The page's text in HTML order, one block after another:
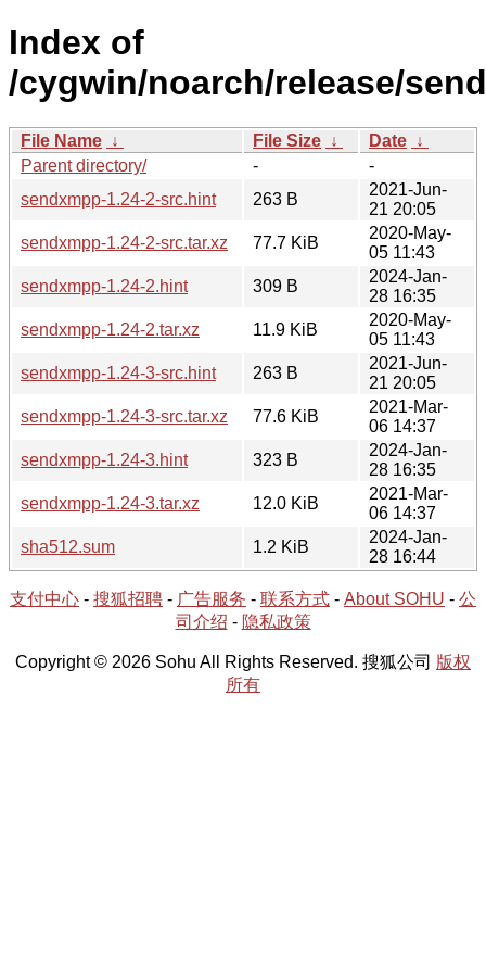
Index of
/cygwin/noarch/release/
File Name ↓ File Size ↓ Date ↓
Parent directory/
-
-
sendxmpp-1.24-2-src.hint
263 B
2021-Jun-
21 20:05
sendxmpp-1.24-2-src.tar.xz
77.7 KiB
2020-May-
05 11:43
sendxmpp-1.24-2.hint
309 B
2024-Jan-
28 16:35
sendxmpp-1.24-2.tar.xz
11.9 KiB
2020-May-
05 11:43
sendxmpp-1.24-3-src.hint
263 B
2021-Jun-
21 20:05
sendxmpp-1.24-3-src.tar.xz
77.6 KiB
2021-Mar-
06 14:37
sendxmpp-1.24-3.hint
323 B
2024-Jan-
28 16:35
sendxmpp-1.24-3.tar.xz
12.0 KiB
2021-Mar-
06 14:37
sha512.sum
1.2 KiB
2024-Jan-
28 16:44
支付中心 - 搜狐招聘 - 广告服务 - 联系方式 - About SOHU - 公
司介绍 - 隐私政策
Copyright © 2026 Sohu All Rights Reserved. 搜狐公司 版权
所有